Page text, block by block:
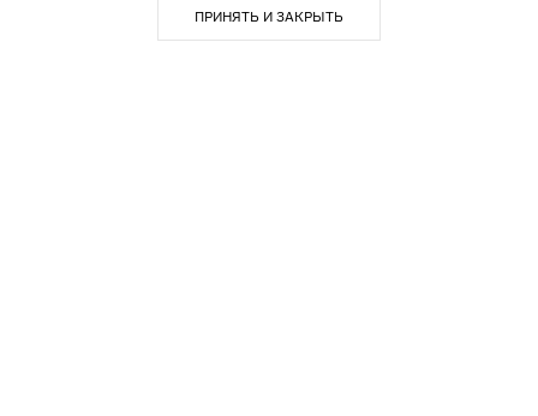
ПРИНЯТЬ И ЗАКРЫТЬ